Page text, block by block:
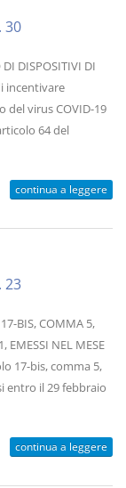
30
DISPOSITIVI DI
incentivare
del virus COVID-19
64 del
continua a leggere
23
BIS, COMMA 5,
EMESSI NEL MESE
17-bis, comma 5,
entro il 29 febbraio
continua a leggere